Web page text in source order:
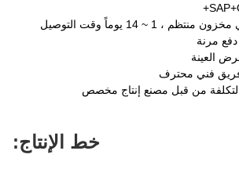
مرنة
فني محترف
خط الإنتاج: